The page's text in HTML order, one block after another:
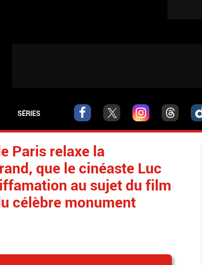
SÉRIES
Paris relaxe la
que le cinéaste Luc
au sujet du film
célèbre monument